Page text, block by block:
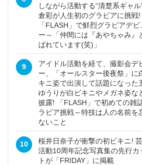
しながら活動する“清楚系ギャル
倉彩が人生初のグラビアに挑戦!
「FLASH」で鮮烈グラビアデビ
ー～「仲間には『あやちゃみ』
ばれています(笑)」
9
アイドル活動を経て、撮影会デ
ー、「オールスター後夜祭」に
キニ姿で出演して話題になった
ゆうりが白ビキニやメガネ姿な
披露! 「FLASH」で初めての雑
ラビア挑戦～特技は人の名前を
ないこと
10
桜井日奈子が衝撃の初ビキニ!
活動10周年記念写真集の先行カ
トが「FRIDAY」に掲載